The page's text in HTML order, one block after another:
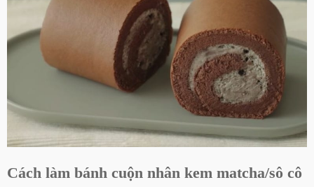
Cách làm bánh cuộn nhân kem matcha/sô cô